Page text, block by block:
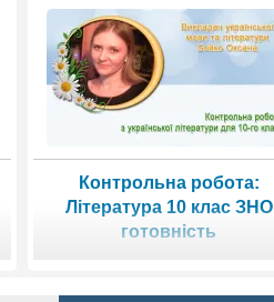
Контрольна робота:
Література 10 клас ЗНО
готовність